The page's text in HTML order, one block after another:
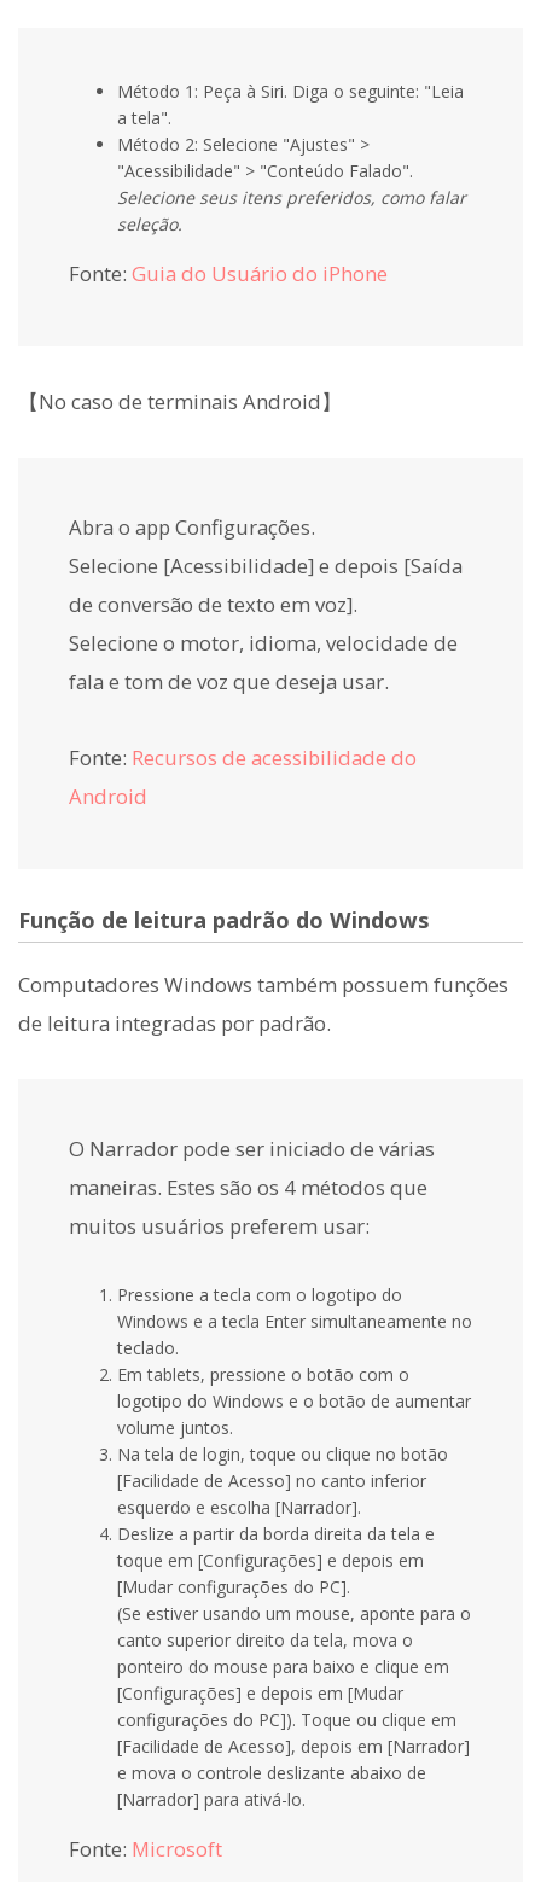
Método 1: Peça à Siri. Diga o seguinte: "Leia
a tela".
Método 2: Selecione "Ajustes" >
"Acessibilidade" > "Conteúdo Falado".
Selecione seus itens preferidos, como falar
seleção.
Fonte: Guia do Usuário do iPhone
【No caso de terminais Android】
Abra o app Configurações.
Selecione [Acessibilidade] e depois [Saída
de conversão de texto em voz].
Selecione o motor, idioma, velocidade de
fala e tom de voz que deseja usar.
Fonte: Recursos de acessibilidade do
Android
Função de leitura padrão do Windows
Computadores Windows também possuem funções
de leitura integradas por padrão.
O Narrador pode ser iniciado de várias
maneiras. Estes são os 4 métodos que
muitos usuários preferem usar:
Pressione a tecla com o logotipo do
Windows e a tecla Enter simultaneamente no
teclado.
Em tablets, pressione o botão com o
logotipo do Windows e o botão de aumentar
volume juntos.
Na tela de login, toque ou clique no botão
[Facilidade de Acesso] no canto inferior
esquerdo e escolha [Narrador].
Deslize a partir da borda direita da tela e
toque em [Configurações] e depois em
[Mudar configurações do PC].
(Se estiver usando um mouse, aponte para o
canto superior direito da tela, mova o
ponteiro do mouse para baixo e clique em
[Configurações] e depois em [Mudar
configurações do PC]). Toque ou clique em
[Facilidade de Acesso], depois em [Narrador]
e mova o controle deslizante abaixo de
[Narrador] para ativá-lo.
Fonte: Microsoft